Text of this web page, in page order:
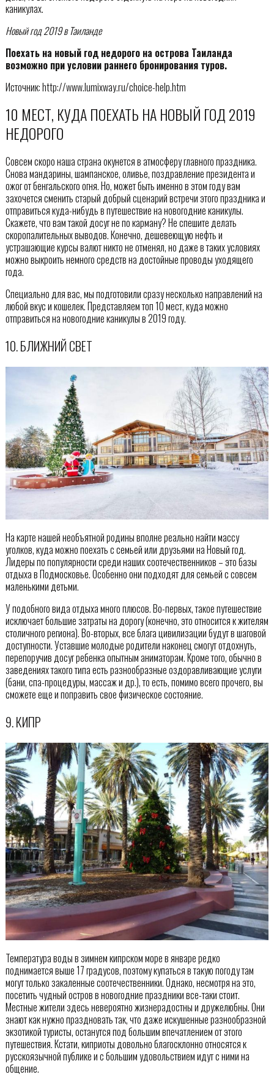
каникулах.
Новый год 2019 в Таиланде
Поехать на новый год недорого на острова Таиланда
возможно при условии раннего бронирования туров.
Источник: http://www.lumixway.ru/choice-help.htm
10 МЕСТ, КУДА ПОЕХАТЬ НА НОВЫЙ ГОД 2019
НЕДОРОГО
Совсем скоро наша страна окунется в атмосферу главного праздника.
Снова мандарины, шампанское, оливье, поздравление президента и
ожог от бенгальского огня. Но, может быть именно в этом году вам
захочется сменить старый добрый сценарий встречи этого праздника и
отправиться куда-нибудь в путешествие на новогодние каникулы.
Скажете, что вам такой досуг не по карману? Не спешите делать
скоропалительных выводов. Конечно, дешевеющую нефть и
устрашающие курсы валют никто не отменял, но даже в таких условиях
можно выкроить немного средств на достойные проводы уходящего
года.
Специально для вас, мы подготовили сразу несколько направлений на
любой вкус и кошелек. Представляем топ 10 мест, куда можно
отправиться на новогодние каникулы в 2019 году.
10. БЛИЖНИЙ СВЕТ
На карте нашей необъятной родины вполне реально найти массу
уголков, куда можно поехать с семьей или друзьями на Новый год.
Лидеры по популярности среди наших соотечественников – это базы
отдыха в Подмосковье. Особенно они подходят для семьей с совсем
маленькими детьми.
У подобного вида отдыха много плюсов. Во-первых, такое путешествие
исключает большие затраты на дорогу (конечно, это относится к жителям
столичного региона). Во-вторых, все блага цивилизации будут в шаговой
доступности. Уставшие молодые родители наконец смогут отдохнуть,
перепоручив досуг ребенка опытным аниматорам. Кроме того, обычно в
заведениях такого типа есть разнообразные оздоравливающие услуги
(бани, спа-процедуры, массаж и др.), то есть, помимо всего прочего, вы
сможете еще и поправить свое физическое состояние.
9. КИПР
Температура воды в зимнем кипрском море в январе редко
поднимается выше 17 градусов, поэтому купаться в такую погоду там
могут только закаленные соотечественники. Однако, несмотря на это,
посетить чудный остров в новогодние праздники все-таки стоит.
Местные жители здесь невероятно жизнерадостны и дружелюбны. Они
знают как нужно праздновать так, что даже искушенные разнообразной
экзотикой туристы, останутся под большим впечатлением от этого
путешествия. Кстати, киприоты довольно благосклонно относятся к
русскоязычной публике и с большим удовольствием идут с ними на
общение.